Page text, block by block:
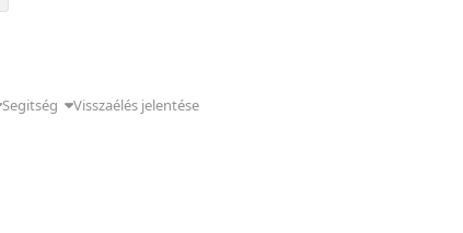
Segitség Visszaélés jelentése